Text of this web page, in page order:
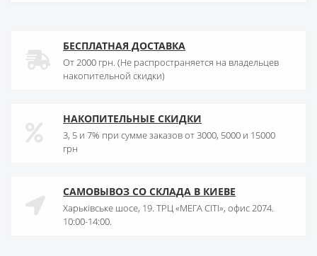
БЕСПЛАТНАЯ ДОСТАВКА
От 2000 грн. (Не распространяется на владельцев
накопительной скидки)
НАКОПИТЕЛЬНЫЕ СКИДКИ
3, 5 и 7% при сумме заказов от 3000, 5000 и 15000
грн
САМОВЫВОЗ СО СКЛАДА В КИЕВЕ
Харьківське шосе, 19. ТРЦ «МЕГА СІТІ», офис 2074.
10:00-14:00.